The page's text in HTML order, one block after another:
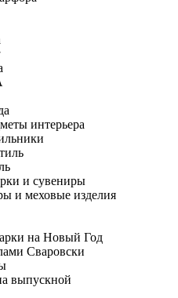
интерьера
и сувениры
и меховые изделия
на Новый Год
Сваровски
выпускной